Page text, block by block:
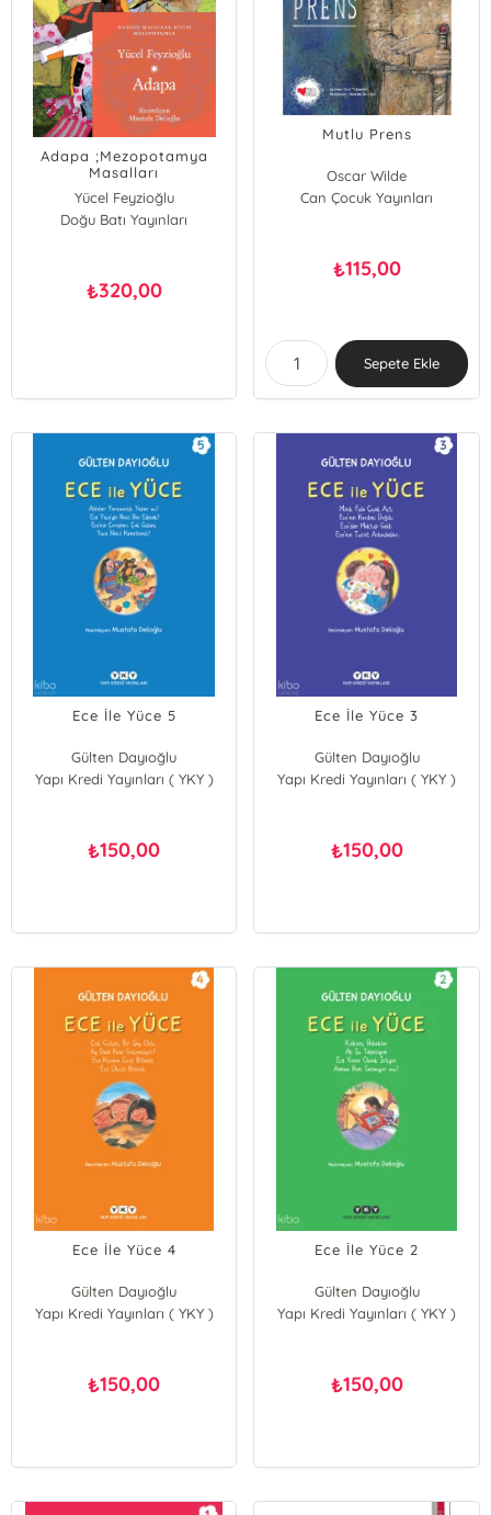
Adapa ;Mezopotamya
Masalları
Yücel Feyzioğlu
Doğu Batı Yayınları
₺320,00
Mutlu Prens
Oscar Wilde
Can Çocuk Yayınları
₺115,00
Sepete Ekle
Ece İle Yüce 5
Gülten Dayıoğlu
Yapı Kredi Yayınları ( YKY )
₺150,00
Ece İle Yüce 3
Gülten Dayıoğlu
Yapı Kredi Yayınları ( YKY )
₺150,00
Ece İle Yüce 4
Gülten Dayıoğlu
Yapı Kredi Yayınları ( YKY )
₺150,00
Ece İle Yüce 2
Gülten Dayıoğlu
Yapı Kredi Yayınları ( YKY )
₺150,00